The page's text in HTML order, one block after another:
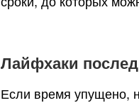
Лайфхаки
Если время упущено,